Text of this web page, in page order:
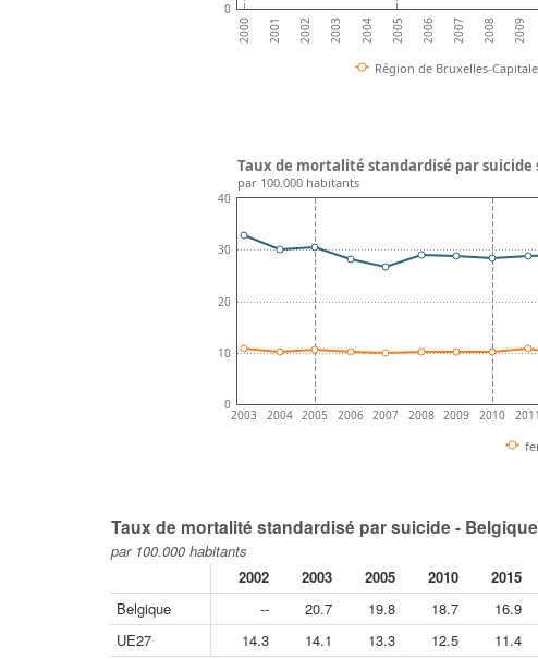
2000 2001 2002 2003 2004 2005 2006 2007 2008 2009
0
Région de Bruxelles-Capitale
2003 2004 2005 2006 2007 2008 2009 2010 2011
0
10
20
30
40
Taux de mortalité standardisé par suicide
par 100.000 habitants
Taux de mortalité standardisé par suicide -
par 100.000 habitants
2002
2003 2005 2010 2015
Belgique
-- 20.7 19.8 18.7 16.9
UE27
14.3 14.1 13.3 12.5 11.4